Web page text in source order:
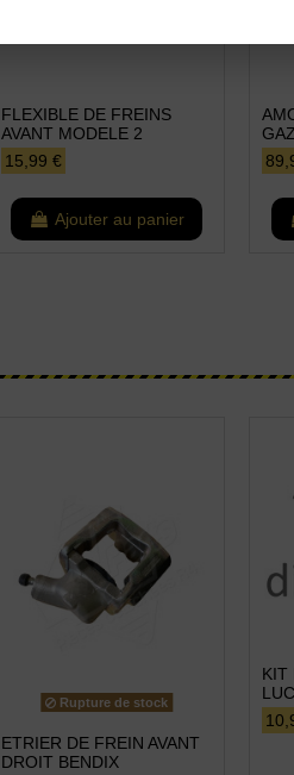
FLEXIBLE DE FREINS
AVANT MODELE 2
15,99 €
Ajouter au panier
GAZ
Rupture de stock
ETRIER DE FREIN AVANT
DROIT BENDIX
KIT